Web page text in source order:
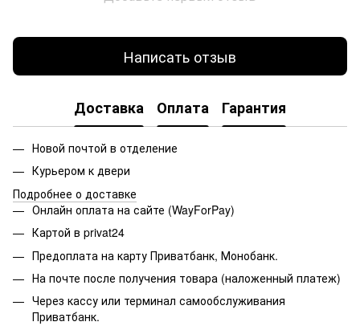
Написать отзыв
Доставка Оплата Гарантия
Новой почтой в отделение
Курьером к двери
Подробнее о доставке
Онлайн оплата на сайте (WayForPay)
Картой в privat24
Предоплата на карту Приватбанк, Монобанк.
На почте после получения товара (наложенный платеж)
Через кассу или терминал самообслуживания
Приватбанк.